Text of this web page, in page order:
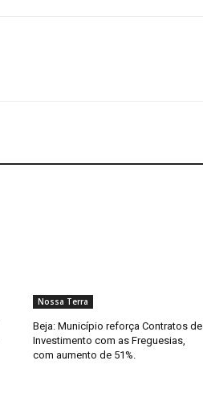
Nossa Terra
Beja: Município reforça Contratos de
Investimento com as Freguesias,
com aumento de 51%.